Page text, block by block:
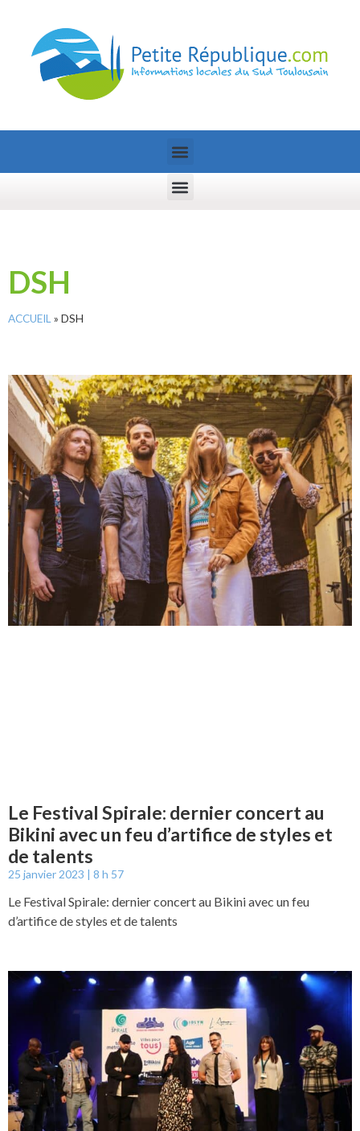
DSH
ACCUEIL » DSH
Le Festival Spirale: dernier concert au
Bikini avec un feu d’artifice de styles et
de talents
25 janvier 2023 8 h 57
Le Festival Spirale: dernier concert au Bikini avec un feu
d’artifice de styles et de talents